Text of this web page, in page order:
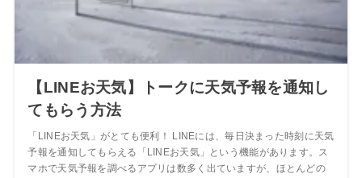
【LINEお天気】トークに天気予報を通知し
てもらう方法
「LINEお天気」がとても便利！ LINEには、毎日決まった時刻に天気
予報を通知してもらえる「LINEお天気」という機能があります。ス
マホで天気予報を調べるアプリは数多く出ていますが、ほとんどの